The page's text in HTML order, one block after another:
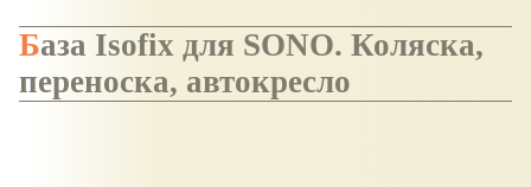
База Isofix для SONO. Коляска,
переноска, автокресло